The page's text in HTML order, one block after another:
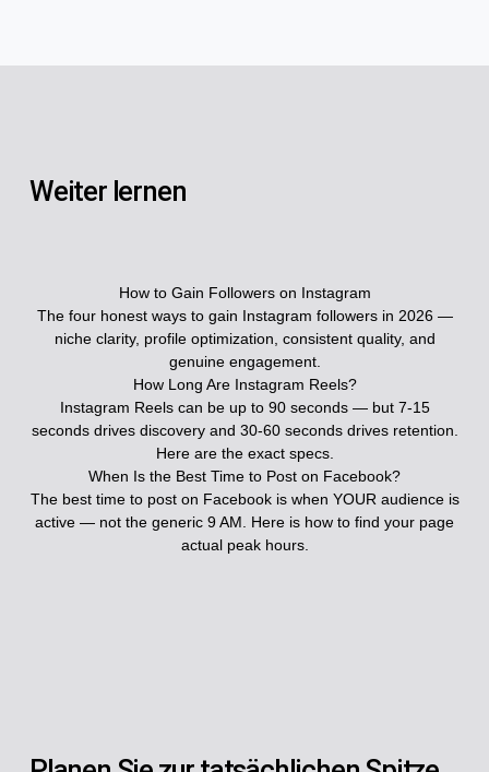
Weiter lernen
How to Gain Followers on Instagram
The four honest ways to gain Instagram followers in 2026 —
niche clarity, profile optimization, consistent quality, and
genuine engagement.
How Long Are Instagram Reels?
Instagram Reels can be up to 90 seconds — but 7-15
seconds drives discovery and 30-60 seconds drives retention.
Here are the exact specs.
When Is the Best Time to Post on Facebook?
The best time to post on Facebook is when YOUR audience is
active — not the generic 9 AM. Here is how to find your page
actual peak hours.